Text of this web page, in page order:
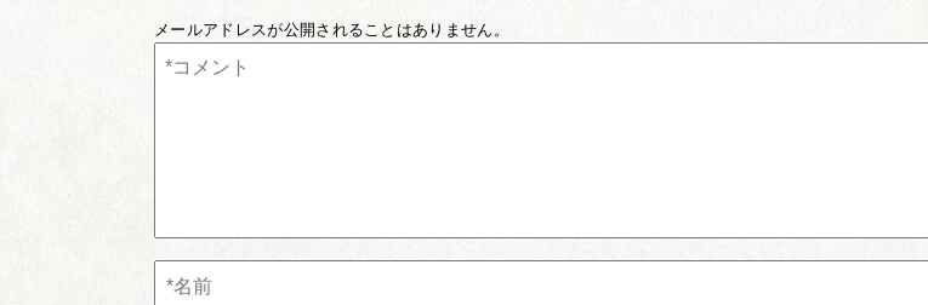
メールアドレスが公開されることはありません。